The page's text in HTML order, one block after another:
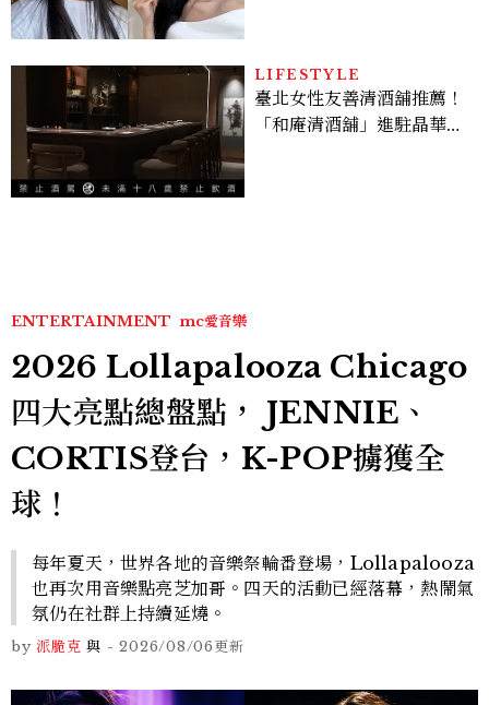
LIFESTYLE
臺北女性友善清酒舖推薦！
「和庵清酒舖」進駐晶華酒
ENTERTAINMENT mc愛音樂
2026 Lollapalooza Chicago
四大亮點總盤點， JENNIE、
CORTIS登台，K-POP擄獲全
球！
每年夏天，世界各地的音樂祭輪番登場，Lollapalooza
也再次用音樂點亮芝加哥。四天的活動已經落幕，熱鬧氣
氛仍在社群上持續延燒。
by 派脆克 與 -2026/08/06更新